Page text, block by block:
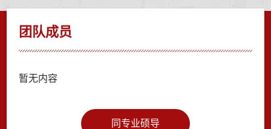
团队成员
暂无内容
同专业硕导